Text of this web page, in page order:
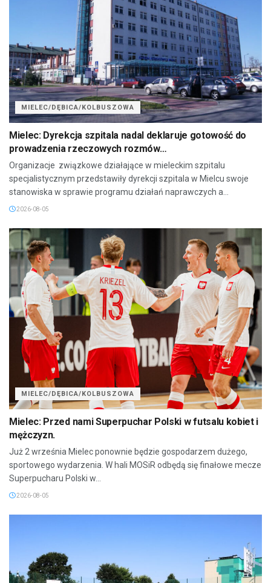
MIELEC/DĘBICA/KOLBUSZOWA
Mielec: Dyrekcja szpitala nadal deklaruje gotowość do
prowadzenia rzeczowych rozmów…
Organizacje związkowe działające w mieleckim szpitalu
specjalistycznym przedstawiły dyrekcji szpitala w Mielcu swoje
stanowiska w sprawie programu działań naprawczych a...
2026-08-05
MIELEC/DĘBICA/KOLBUSZOWA
Mielec: Przed nami Superpuchar Polski w futsalu kobiet i
mężczyzn.
Już 2 września Mielec ponownie będzie gospodarzem dużego,
sportowego wydarzenia. W hali MOSiR odbędą się finałowe mecze
Superpucharu Polski w...
2026-08-05